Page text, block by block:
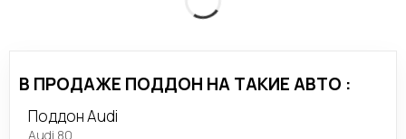
В ПРОДАЖЕ ПОДДОН НА ТАКИЕ АВТО :
Поддон Audi
Audi 80